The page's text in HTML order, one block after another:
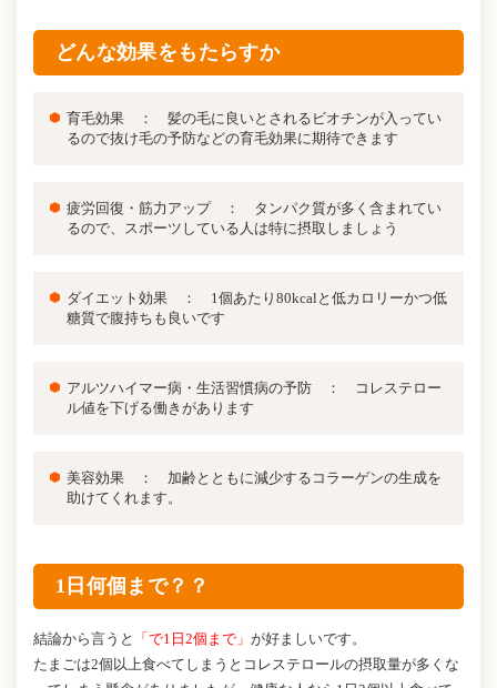
どんな効果をもたらすか
育毛効果 ： 髪の毛に良いとされるビオチンが入ってい
るので抜け毛の予防などの育毛効果に期待できます
疲労回復・筋力アップ ： タンパク質が多く含まれてい
るので、スポーツしている人は特に摂取しましょう
ダイエット効果 ： 1個あたり80kcalと低カロリーかつ低
糖質で腹持ちも良いです
アルツハイマー病・生活習慣病の予防 ： コレステロー
ル値を下げる働きがあります
美容効果 ： 加齢とともに減少するコラーゲンの生成を
助けてくれます。
1日何個まで？？
結論から言うと 「 で1日2個まで」 が好ましいです。
たまごは2個以上食べてしまうとコレステロールの摂取量が多くな